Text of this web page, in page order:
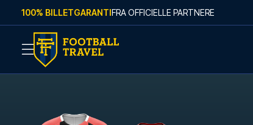
Skip to content
100% BILLETGARANTIFRA OFFICIELLE PARTNERE